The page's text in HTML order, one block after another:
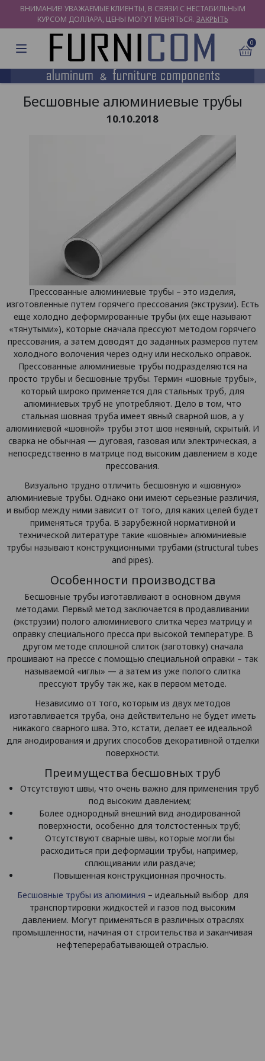
ВНИМАНИЕ! УВАЖАЕМЫЕ КЛИЕНТЫ, В СВЯЗИ С НЕСТАБИЛЬНЫМ
КУРСОМ ДОЛЛАРА, ЦЕНЫ МОГУТ МЕНЯТЬСЯ. ЗАКРЫТЬ
0
Бесшовные алюминиевые трубы
10.10.2018
Прессованные алюминиевые трубы – это изделия,
изготовленные путем горячего прессования (экструзии). Есть
еще холодно деформированные трубы (их еще называют
«тянутыми»), которые сначала прессуют методом горячего
прессования, а затем доводят до заданных размеров путем
холодного волочения через одну или несколько оправок.
Прессованные алюминиевые трубы подразделяются на
просто трубы и бесшовные трубы. Термин «шовные трубы»,
который широко применяется для стальных труб, для
алюминиевых труб не употребляют. Дело в том, что
стальная шовная труба имеет явный сварной шов, а у
алюминиевой «шовной» трубы этот шов неявный, скрытый. И
сварка не обычная — дуговая, газовая или электрическая, а
непосредственно в матрице под высоким давлением в ходе
прессования.
Визуально трудно отличить бесшовную и «шовную»
алюминиевые трубы. Однако они имеют серьезные различия,
и выбор между ними зависит от того, для каких целей будет
применяться труба. В зарубежной нормативной и
технической литературе такие «шовные» алюминиевые
трубы называют конструкционными трубами (structural tubes
and pipes).
Особенности производства
Бесшовные трубы изготавливают в основном двумя
методами. Первый метод заключается в продавливании
(экструзии) полого алюминиевого слитка через матрицу и
оправку специального пресса при высокой температуре. В
другом методе сплошной слиток (заготовку) сначала
прошивают на прессе с помощью специальной оправки – так
называемой «иглы» — а затем из уже полого слитка
прессуют трубу так же, как в первом методе.
Независимо от того, которым из двух методов
изготавливается труба, она действительно не будет иметь
никакого сварного шва. Это, кстати, делает ее идеальной
для анодирования и других способов декоративной отделки
поверхности.
Преимущества бесшовных труб
Отсутствуют швы, что очень важно для применения труб
под высоким давлением;
Более однородный внешний вид анодированной
поверхности, особенно для толстостенных труб;
Отсутствуют сварные швы, которые могли бы
расходиться при деформации трубы, например,
сплющивании или раздаче;
Повышенная конструкционная прочность.
Бесшовные трубы из алюминия – идеальный выбор для
транспортировки жидкостей и газов под высоким
давлением. Могут применяться в различных отраслях
промышленности, начиная от строительства и заканчивая
нефтеперерабатывающей отраслью.